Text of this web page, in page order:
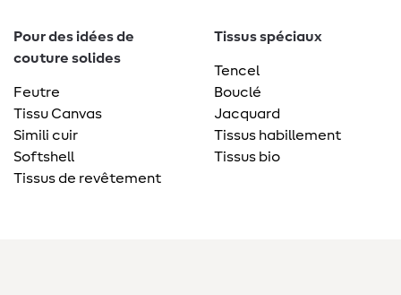
Pour des idées de
couture solides
Feutre
Tissu Canvas
Simili cuir
Softshell
Tissus de revêtement
Tissus spéciaux
Tencel
Bouclé
Jacquard
Tissus habillement
Tissus bio